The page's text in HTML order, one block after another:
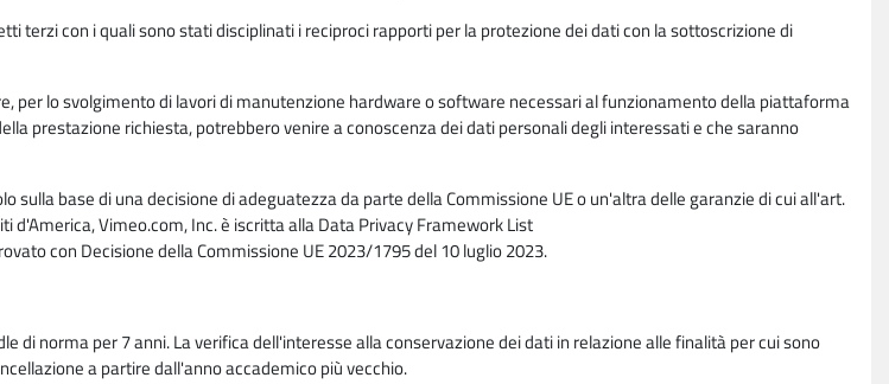
terzi con i quali sono stati disciplinati i reciproci rapporti per la protezione dei dati con la sottoscrizione di
per lo svolgimento di lavori di manutenzione hardware o software necessari al funzionamento della piattaforma
prestazione richiesta, potrebbero venire a conoscenza dei dati personali degli interessati e che saranno
base di una decisione di adeguatezza da parte della Commissione UE o un'altra delle garanzie di cui all'art.
Vimeo.com, Inc. è iscritta alla Data Privacy Framework List
con Decisione della Commissione UE 2023/1795 del 10 luglio 2023.
norma per 7 anni. La verifica dell'interesse alla conservazione dei dati in relazione alle finalità per cui sono
a partire dall'anno accademico più vecchio.